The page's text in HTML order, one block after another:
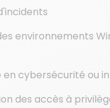
environnements
en cybersécurité ou
des accès à